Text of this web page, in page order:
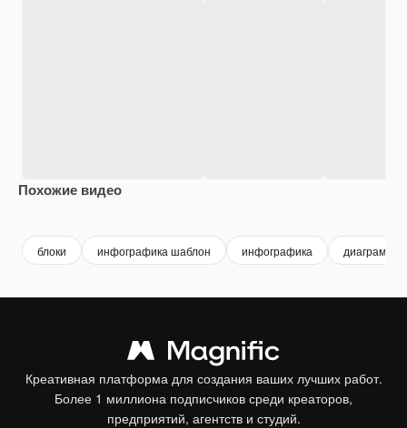
Похожие видео
блоки инфографика шаблон инфографика диаграмма
Креативная платформа для создания ваших лучших работ.
Более 1 миллиона подписчиков среди креаторов,
предприятий, агентств и студий.